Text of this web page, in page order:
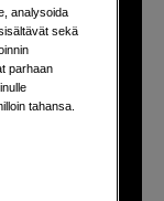
analysoida
sekä
parhaan
tahansa.